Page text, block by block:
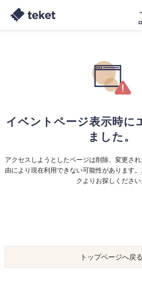
イベントページ表示時に
ました。
アクセスしようとしたページは削除、変更さ
由により現在利用できない可能性があります
クよりお探しください
トップページへ戻る